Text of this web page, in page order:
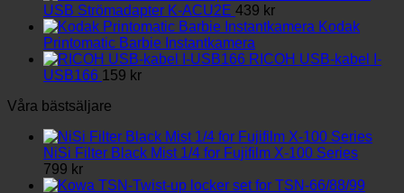
produktsidan
till
3,789 kr
USB Strömadapter K-ACU2E 439 kr
Kodak
Printomatic Barbie Instantkamera
RICOH USB-kabel I-
USB166 159 kr
Våra bästsäljare
NiSi Filter Black Mist 1/4 for Fujifilm X-100 Series
799 kr